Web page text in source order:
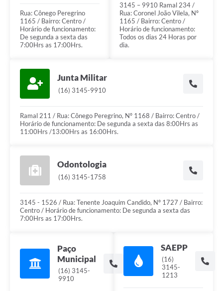
Rua: Cônego Peregrino
1165 / Bairro: Centro /
Horário de funcionamento:
De segunda a sexta das
7:00Hrs as 17:00Hrs.
3145 – 9910 Ramal 234 /
Rua: Coronel João Vilela, Nº
1165 / Bairro: Centro /
Horário de funcionamento:
Todos os dias 24 Horas por
dia.
Junta Militar
(16) 3145-9910
Ramal 211 / Rua: Cônego Peregrino, Nº 1168 / Bairro: Centro /
Horário de funcionamento: De segunda a sexta das 8:00Hrs as
11:00Hrs /13:00Hrs as 16:00Hrs.
Odontologia
(16) 3145-1758
3145 - 1526 / Rua: Tenente Joaquim Candido, Nº 1727 / Bairro:
Centro / Horário de funcionamento: De segunda a sexta das
7:00Hrs as 17:00Hrs.
Paço
Municipal
(16) 3145-
9910
SAEPP
(16)
3145-
1213